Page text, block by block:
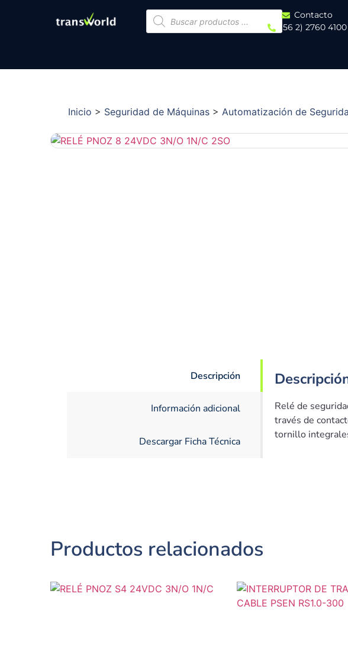
Contacto
(56 2) 2760 4100
Inicio > Seguridad de Máquinas > Automatización de
Descripción
Información adicional
Descargar Ficha Técnica
Relé de
través de
tornillo
Productos relacionados